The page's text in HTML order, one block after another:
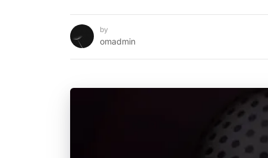
by
omadmin